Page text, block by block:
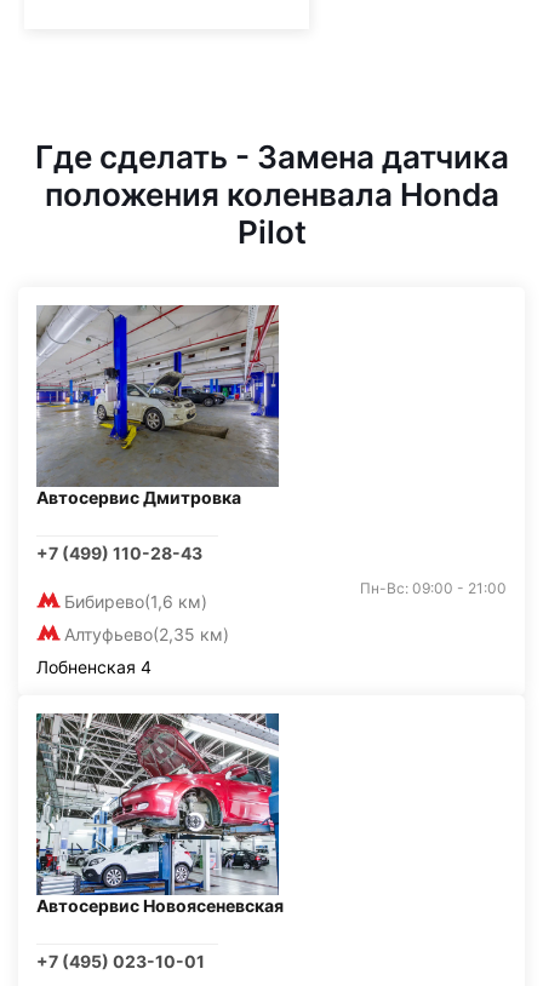
Где сделать - Замена датчика
положения коленвала Honda
Pilot
Автосервис Дмитровка
+7 (499) 110-28-43
Бибирево(1,6 км)
Алтуфьево(2,35 км)
Пн-Вс: 09:00 - 21:00
Лобненская 4
Автосервис Новоясеневская
+7 (495) 023-10-01